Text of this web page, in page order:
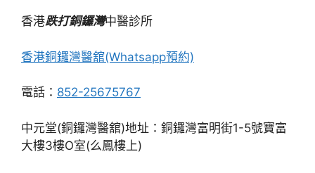
香港跌打銅鑼灣中醫診所
香港銅鑼灣醫舘(Whatsapp預約)
電話： 852-25675767
中元堂(銅鑼灣醫舘)地址：銅鑼灣富明街1-5號寶富
大樓3樓O室(么鳳樓上)